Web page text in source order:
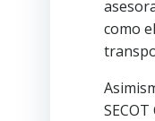
como